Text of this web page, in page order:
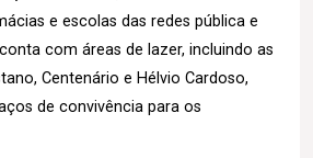
e escolas das redes pública e
com áreas de lazer, incluindo as
Centenário e Hélvio Cardoso,
de convivência para os